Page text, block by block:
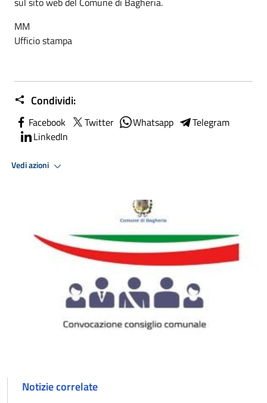
MM
Ufficio stampa
Condividi:
Facebook Twitter Whatsapp
Telegram
LinkedIn
Vedi azioni
Notizie correlate